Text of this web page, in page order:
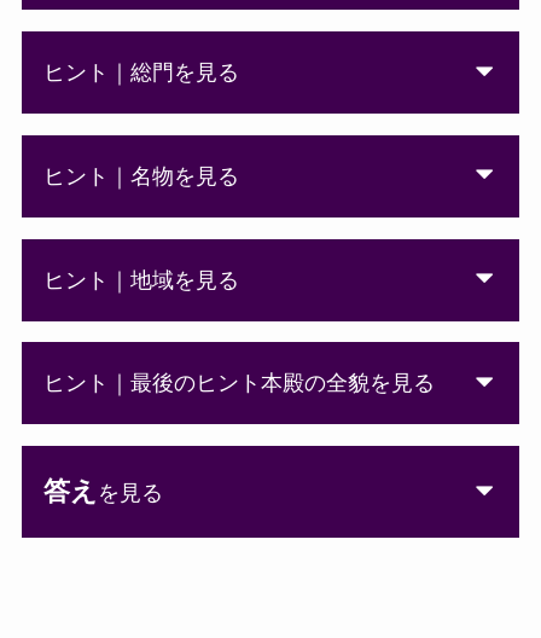
ヒント｜総門を見る
ヒント｜名物を見る
ヒント｜地域を見る
ヒント｜最後のヒント本殿の全貌を見る
答え を見る